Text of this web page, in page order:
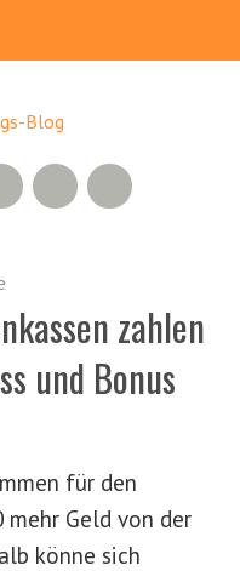
Facebook
500px
zahlen
und Bonus
für den
Geld von der
könne sich